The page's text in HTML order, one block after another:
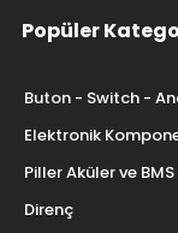
Popüler
Buton - Switch -
Elektronik
Piller Aküler ve BMS
Direnç